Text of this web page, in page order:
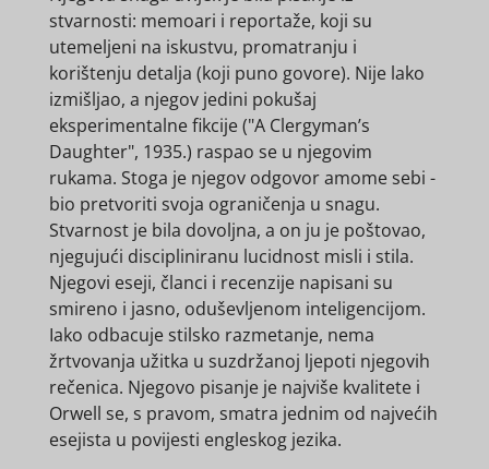
stvarnosti: memoari i reportaže, koji su
utemeljeni na iskustvu, promatranju i
korištenju detalja (koji puno govore). Nije lako
izmišljao, a njegov jedini pokušaj
eksperimentalne fikcije ("A Clergyman’s
Daughter", 1935.) raspao se u njegovim
rukama. Stoga je njegov odgovor amome sebi -
bio pretvoriti svoja ograničenja u snagu.
Stvarnost je bila dovoljna, a on ju je poštovao,
njegujući discipliniranu lucidnost misli i stila.
Njegovi eseji, članci i recenzije napisani su
smireno i jasno, oduševljenom inteligencijom.
Iako odbacuje stilsko razmetanje, nema
žrtvovanja užitka u suzdržanoj ljepoti njegovih
rečenica. Njegovo pisanje je najviše kvalitete i
Orwell se, s pravom, smatra jednim od najvećih
esejista u povijesti engleskog jezika.